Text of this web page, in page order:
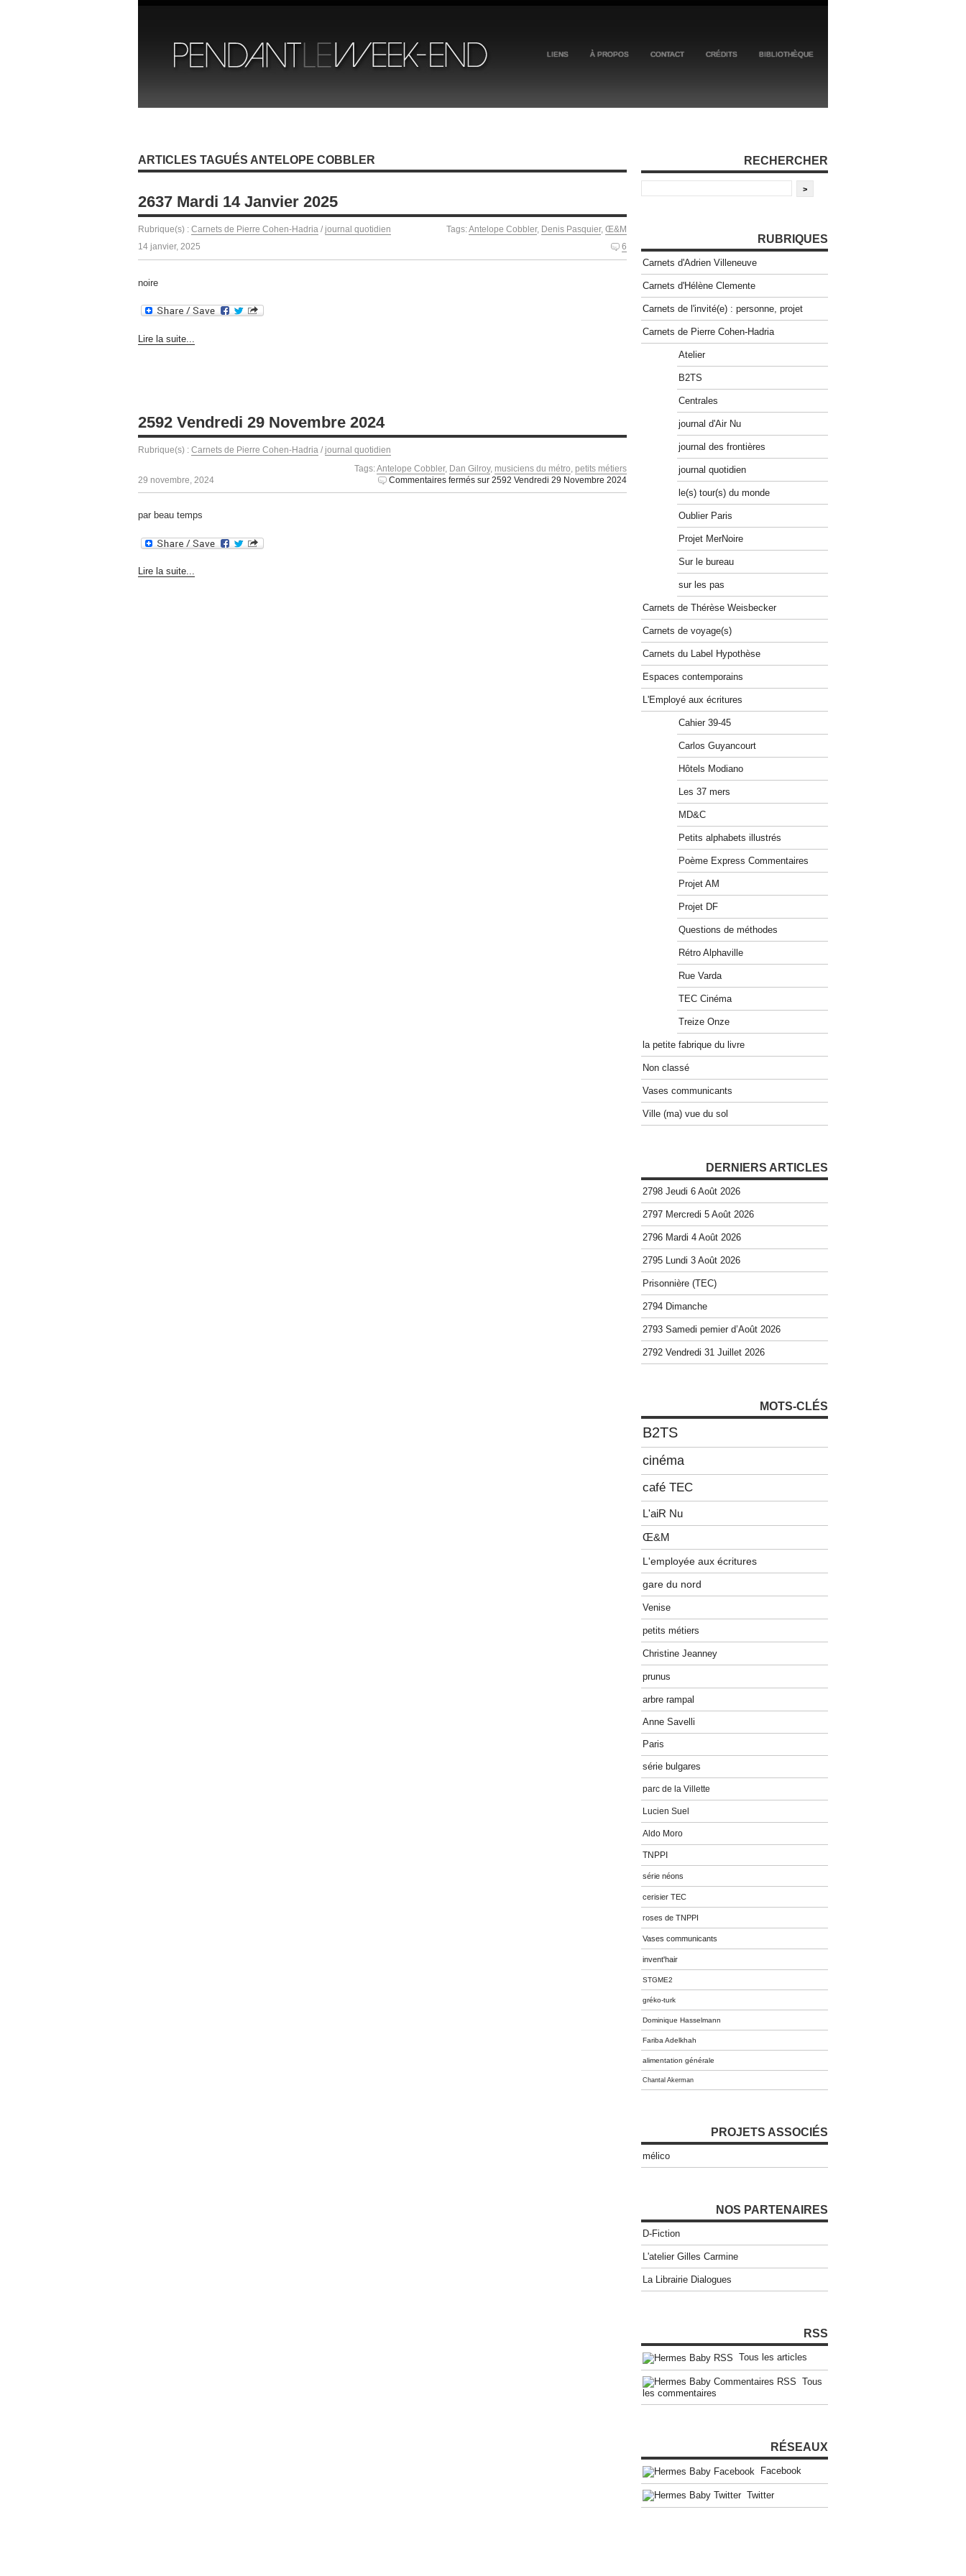
LIENS À PROPOS CONTACT CRÉDITS BIBLIOTHÈQUE
ARTICLES TAGUÉS ANTELOPE COBBLER
2637 Mardi 14 Janvier 2025
Rubrique(s) : Carnets de Pierre Cohen-Hadria / journal quotidien Tags:Antelope Cobbler, Denis Pasquier, Œ&M
14 janvier, 2025
6
noire
Lire la suite...
2592 Vendredi 29 Novembre 2024
Rubrique(s) : Carnets de Pierre Cohen-Hadria / journal quotidien
Tags:Antelope Cobbler, Dan Gilroy, musiciens du métro petits métiers
29 novembre, 2024
Commentaires fermés sur 2592 Vendredi 29 Novembre 2024
par beau temps
Lire la suite...
RECHERCHER
RUBRIQUES
Carnets d'Adrien Villeneuve
Carnets d'Hélène Clemente
Carnets de l'invité(e) : personne, projet
Carnets de Pierre Cohen-Hadria
Atelier
B2TS
Centrales
journal d'Air Nu
journal des frontières
journal quotidien
le(s) tour(s) du monde
Oublier Paris
Projet MerNoire
Sur le bureau
sur les pas
Carnets de Thérèse Weisbecker
Carnets de voyage(s)
Carnets du Label Hypothèse
Espaces contemporains
L'Employé aux écritures
Cahier 39-45
Carlos Guyancourt
Hôtels Modiano
Les 37 mers
MD&C
Petits alphabets illustrés
Poème Express Commentaires
Projet AM
Projet DF
Questions de méthodes
Rétro Alphaville
Rue Varda
TEC Cinéma
Treize Onze
la petite fabrique du livre
Non classé
Vases communicants
Ville (ma) vue du sol
DERNIERS ARTICLES
2798 Jeudi 6 Août 2026
2797 Mercredi 5 Août 2026
2796 Mardi 4 Août 2026
2795 Lundi 3 Août 2026
Prisonnière (TEC)
2794 Dimanche
2793 Samedi pemier d’Août 2026
2792 Vendredi 31 Juillet 2026
MOTS-CLÉS
B2TS
cinéma
café TEC
L'aiR Nu
Œ&M
L'employée aux écritures
gare du nord
Venise
petits métiers
Christine Jeanney
prunus
arbre rampal
Anne Savelli
Paris
série bulgares
parc de la Villette
Lucien Suel
Aldo Moro
TNPPI
série néons
cerisier TEC
roses de TNPPI
Vases communicants
invent'hair
STGME2
gréko-turk
Dominique Hasselmann
Fariba Adelkhah
alimentation générale
Chantal Akerman
PROJETS ASSOCIÉS
mélico
NOS PARTENAIRES
D-Fiction
L'atelier Gilles Carmine
La Librairie Dialogues
RSS
Tous les articles
Tous
les commentaires
RÉSEAUX
Facebook
Twitter